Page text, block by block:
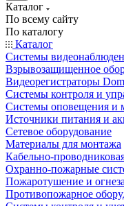
Каталог
По всему сайту
По каталогу
Каталог
Системы
Взрывозащищенное
Видеорегистраторы
Системы контроля и
Системы оповещения и
Источники питания и
Сетевое оборудование
Материалы для монтажа
Кабельно-
Охранно-пожарные
Пожаротушение и
Противопожарное